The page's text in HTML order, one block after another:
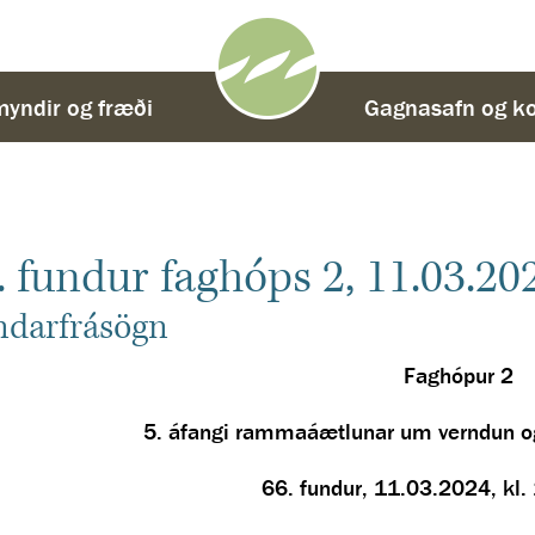
fundur faghóps 2,
Faghópur 2
5. áfangi rammaáætlunar um verndun
66. fundur, 11.03.2024, kl.
og fræði Gagnasafn og